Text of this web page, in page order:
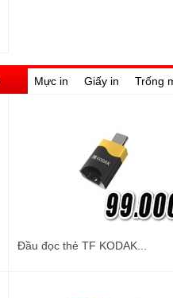
Mực in Giấy in Trống
Đầu đọc thẻ TF KODAK...